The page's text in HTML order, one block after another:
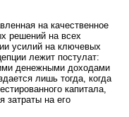
на качественное
решений на всех
усилий на ключевых
лежит постулат:
денежными доходами
лишь тогда, когда
капитала,
затраты на его